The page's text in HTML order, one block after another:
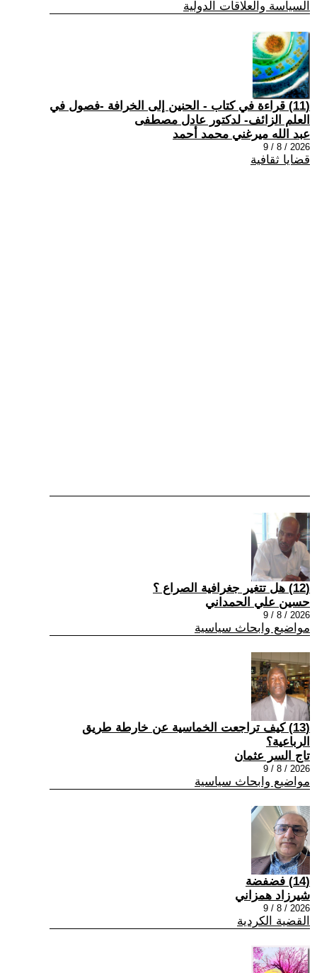
السياسة والعلاقات الدولية
(11) قراءة في كتاب - الحنين إلى الخرافة -فصول في
العلم الزائف- لدكتور عادل مصطفى
عبد الله ميرغني محمد أحمد
2026 / 8 / 9
قضايا ثقافية
(12) هل تتغير جغرافية الصراع ؟
حسين علي الحمداني
2026 / 8 / 9
مواضيع وابحاث سياسية
(13) كيف تراجعت الخماسية عن خارطة طريق
الرباعية؟
تاج السر عثمان
2026 / 8 / 9
مواضيع وابحاث سياسية
(14) فضفضة
شيرزاد همزاني
2026 / 8 / 9
القضية الكردية